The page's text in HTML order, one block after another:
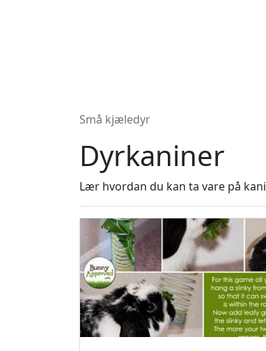
Små kjæledyr
Dyrkaniner
Lær hvordan du kan ta vare på